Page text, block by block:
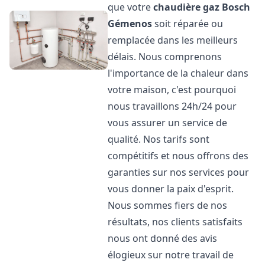
que votrechaudière gaz Bosch
Gémenossoit réparée ou
remplacée dans les meilleurs
délais. Nous comprenons
l'importance de la chaleur dans
votre maison, c'est pourquoi
nous travaillons 24h/24 pour
vous assurer un service de
qualité. Nos tarifs sont
compétitifs et nous offrons des
garanties sur nos services pour
vous donner la paix d'esprit.
Nous sommes fiers de nos
résultats, nos clients satisfaits
nous ont donné des avis
élogieux sur notre travail de